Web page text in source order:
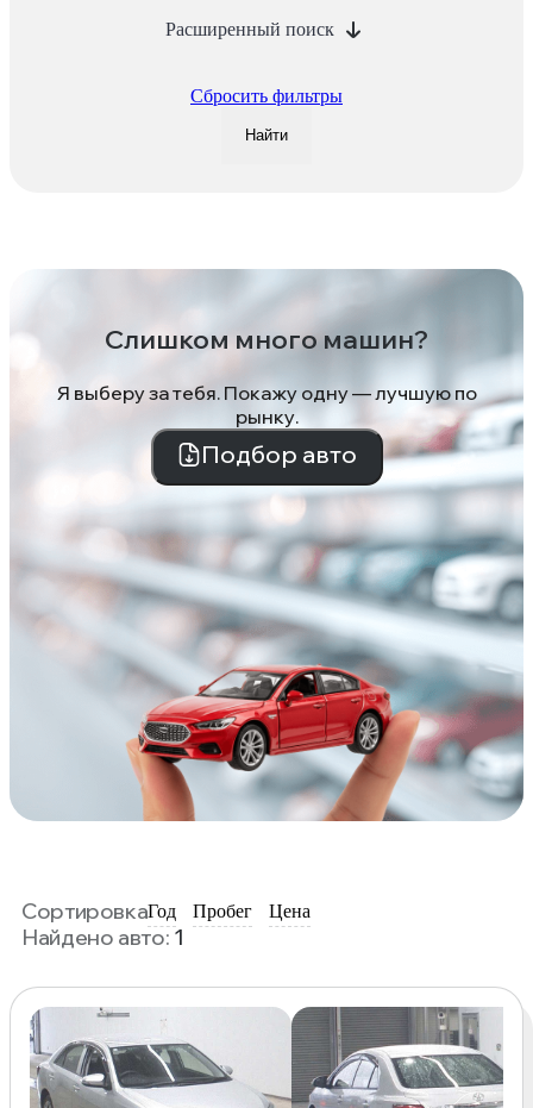
Расширенный поиск
Сбросить фильтры
Найти
Слишком много машин?
Я выберу за тебя. Покажу одну — лучшую по
рынку.
Подбор авто
СортировкаГод Пробег Цена
Найдено авто: 1